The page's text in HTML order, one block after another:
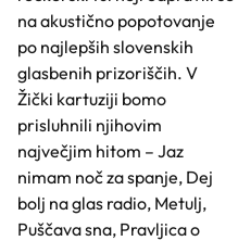
na akustično popotovanje
po najlepših slovenskih
glasbenih prizoriščih. V
Žički kartuziji bomo
prisluhnili njihovim
največjim hitom – Jaz
nimam noč za spanje, Dej
bolj na glas radio, Metulj,
Puščava sna, Pravljica o